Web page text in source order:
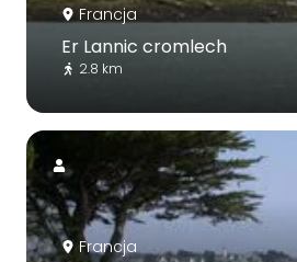
Francja
Er Lannic cromlech
2.8 km
Francja